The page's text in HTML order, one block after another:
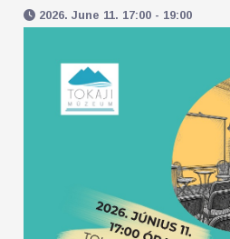
2026. June 11. 17:00 - 19:00